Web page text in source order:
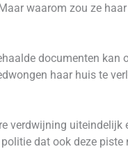
waarom zou ze
documenten kan
haar huis te
verdwijning
dat ook deze